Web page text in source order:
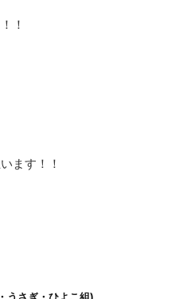
！
ます！！